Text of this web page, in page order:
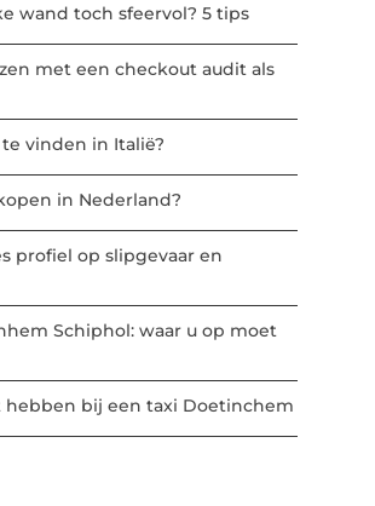
wand toch sfeervol? 5 tips
met een checkout audit als
vinden in Italië?
in Nederland?
profiel op slipgevaar en
Schiphol: waar u op moet
hebben bij een taxi Doetinchem